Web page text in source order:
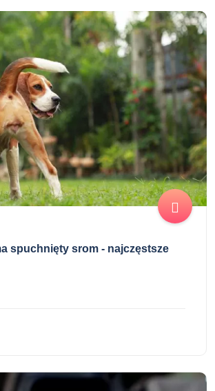
spuchnięty srom - najczęstsze